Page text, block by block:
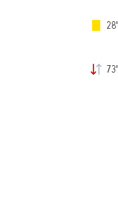
28'
73'